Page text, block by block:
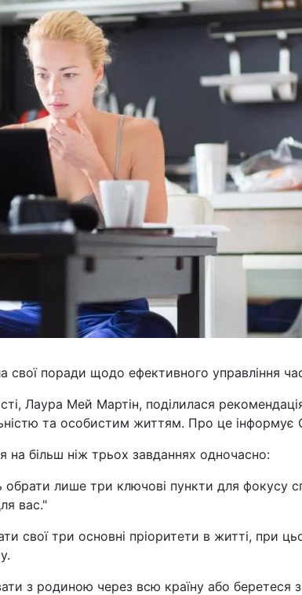
свої поради щодо ефективного управління
Лаура Мей Мартін, поділилася
та особистим життям. Про це інформує
на більш ніж трьох завданнях одночасно:
лише три ключові пункти для фокусу
вас."
свої три основні пріоритети в житті, при
з родиною через всю країну або беретеся